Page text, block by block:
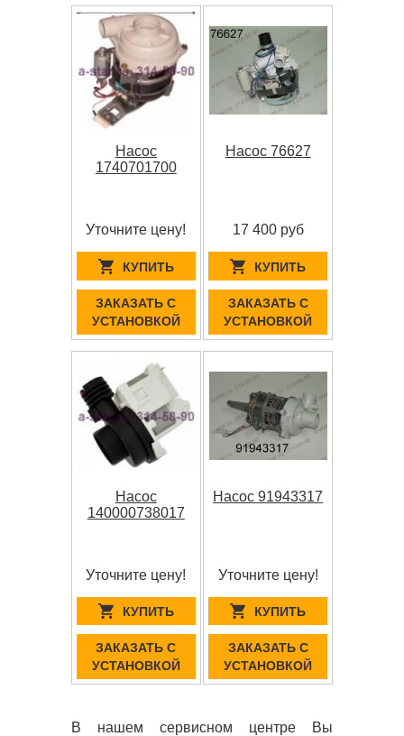
Насос
1740701700
Уточните цену!
КУПИТЬ
ЗАКАЗАТЬ С
УСТАНОВКОЙ
Насос 76627
17 400 руб
КУПИТЬ
ЗАКАЗАТЬ С
УСТАНОВКОЙ
Насос
140000738017
Уточните цену!
КУПИТЬ
ЗАКАЗАТЬ С
УСТАНОВКОЙ
Насос 91943317
Уточните цену!
КУПИТЬ
ЗАКАЗАТЬ С
УСТАНОВКОЙ
В нашем сервисном центре Вы